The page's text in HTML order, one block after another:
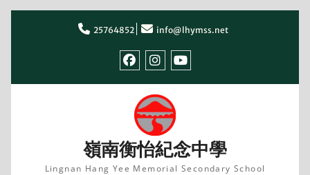
25764852 info@lhymss.net
嶺南衡怡紀念中學
Lingnan Hang Yee Memorial Secondary School